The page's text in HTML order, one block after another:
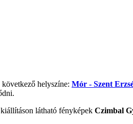
helyszíne: Mór - Szent
látható fényképek Czimbal